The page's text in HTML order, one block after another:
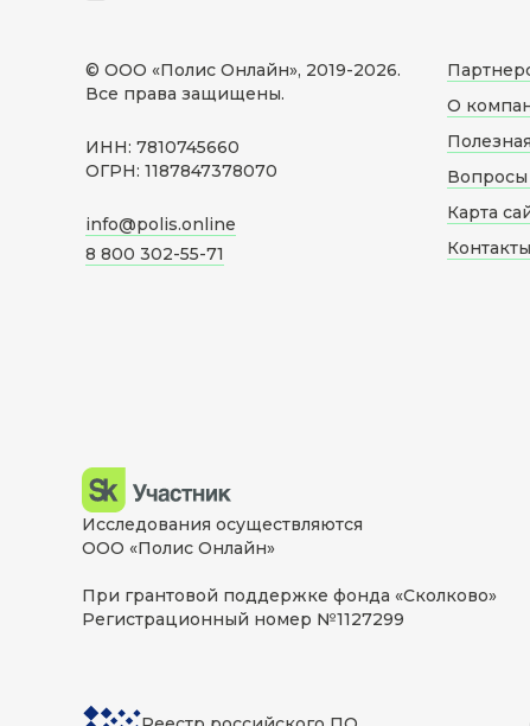
© ООО «Полис Онлайн», 2019-2026.
Все права защищены.
ИНН: 7810745660
ОГРН: 1187847378070
info@polis.online
8 800 302-55-71
О
Вопросы
Карта
Контакты
Исследования осуществляются
ООО «Полис Онлайн»
При грантовой поддержке фонда «Сколково»
Регистрационный номер №1127299